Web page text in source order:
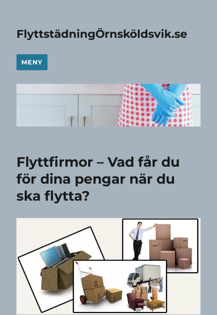
FlyttstädningÖrnsköldsvik.se
MENY
Flyttfirmor – Vad får du
för dina pengar när du
ska flytta?